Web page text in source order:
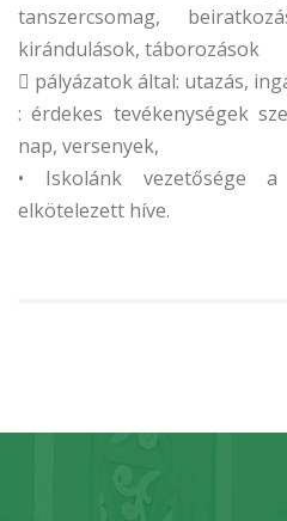
tanszercsomag,
kirándulások, táborozások
 pályázatok által: utazás,
: érdekes tevékenységek
nap, versenyek,
• Iskolánk vezetősége
elkötelezett híve.